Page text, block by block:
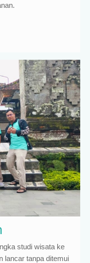
studi wisata ke
lancar tanpa ditemui